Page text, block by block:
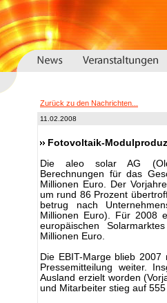
Zurück zu den Nachrichten...
11.02.2008
Fotovoltaik-
Die aleo solar AG
Berechnungen für das
Millionen Euro. Der
um rund 86 Prozent
betrug nach
Millionen Euro). Für 2008
europäischen
Millionen Euro.
Die EBIT-Marge blieb
Pressemitteilung weiter.
Ausland erzielt worden
und Mitarbeiter stieg auf